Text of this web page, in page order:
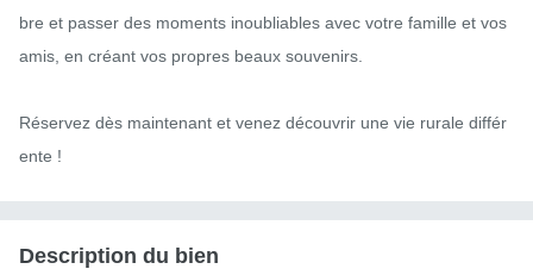
bre et passer des moments inoubliables avec votre famille et vos
amis, en créant vos propres beaux souvenirs.
Réservez dès maintenant et venez découvrir une vie rurale différ
ente !
Description du bien